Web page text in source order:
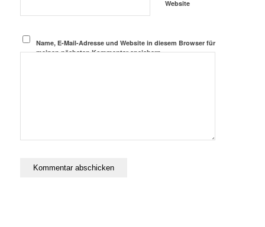
Website
Name, E-Mail-Adresse und Website in diesem Browser für
meinen nächsten Kommentar speichern.